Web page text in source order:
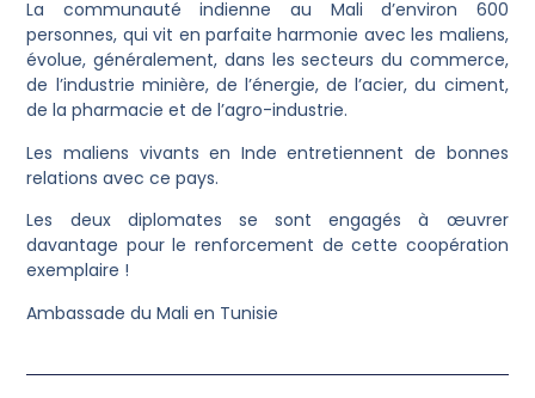
La communauté indienne au Mali d’environ 600
personnes, qui vit en parfaite harmonie avec les maliens,
évolue, généralement, dans les secteurs du commerce,
de l’industrie minière, de l’énergie, de l’acier, du ciment,
de la pharmacie et de l’agro-industrie.
Les maliens vivants en Inde entretiennent de bonnes
relations avec ce pays.
Les deux diplomates se sont engagés à œuvrer
davantage pour le renforcement de cette coopération
exemplaire !
Ambassade du Mali en Tunisie